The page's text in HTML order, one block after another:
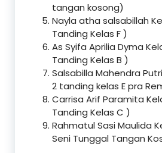
tangan kosong)
Nayla atha salsabillah
Tanding Kelas F )
As Syifa Aprilia Dyma
Tanding Kelas B )
Salsabilla Mahendra
2 tanding kelas E pra
Carrisa Arif Paramita
Tanding Kelas C )
Rahmatul Sasi Maulida
Seni Tunggal Tangan